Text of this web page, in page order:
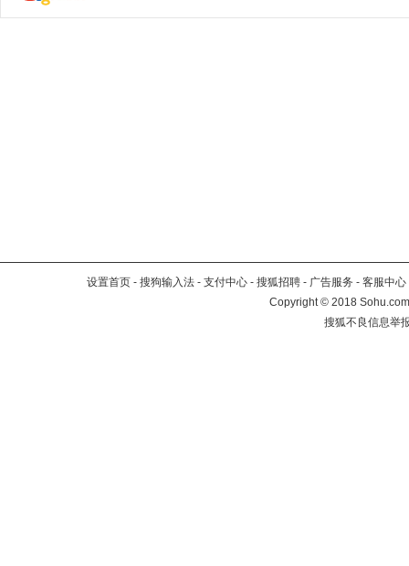
设置首页 - 搜狗输入法 - 支付中心 - 搜狐招聘 - 广告服务 - 客服中心
Copyright©2018
搜狐不良信息举